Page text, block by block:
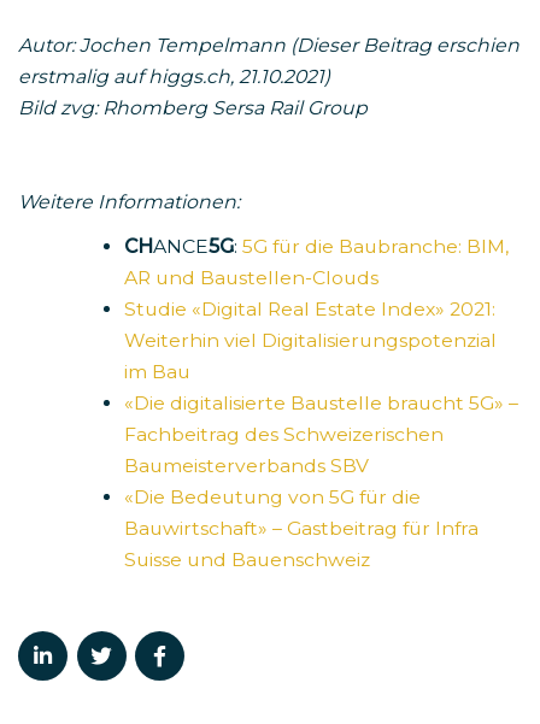
Autor: Jochen Tempelmann (Dieser Beitrag erschien
erstmalig auf higgs.ch, 21.10.2021)
Bild zvg: Rhomberg Sersa Rail Group
Weitere Informationen:
CHANCE5G: 5G für die Baubranche: BIM,
AR und Baustellen-Clouds
Studie «Digital Real Estate Index» 2021:
Weiterhin viel Digitalisierungspotenzial
im Bau
«Die digitalisierte Baustelle braucht 5G» –
Fachbeitrag des Schweizerischen
Baumeisterverbands SBV
«Die Bedeutung von 5G für die
Bauwirtschaft» – Gastbeitrag für Infra
Suisse und Bauenschweiz